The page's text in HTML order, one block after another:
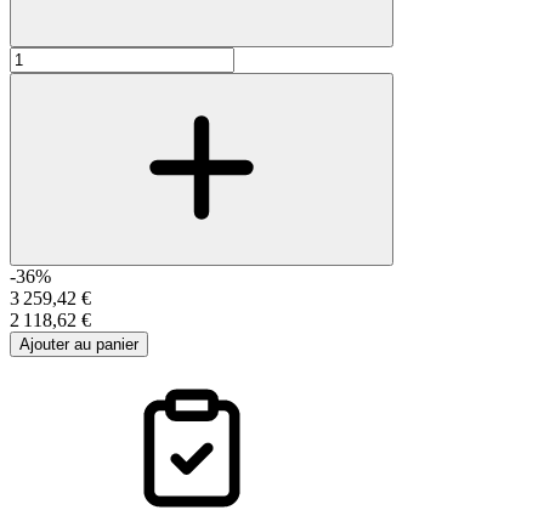
-36%
3 259,42 €
2 118,62 €
Ajouter au panier